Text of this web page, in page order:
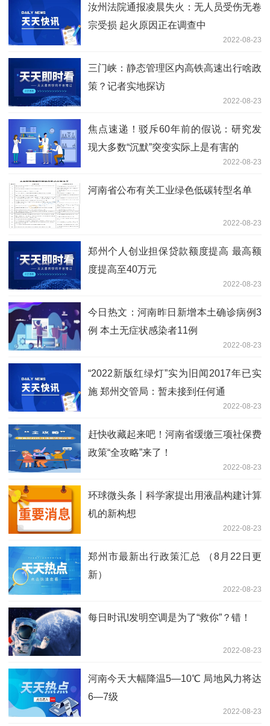
汝州法院通报凌晨失火：无人员受伤无卷
宗受损 起火原因正在调查中
2022-08-23
三门峡：静态管理区内高铁高速出行啥政
策？记者实地探访
2022-08-23
焦点速递！驳斥60年前的假说：研究发
现大多数“沉默”突变实际上是有害的
2022-08-23
河南省公布有关工业绿色低碳转型名单
2022-08-23
郑州个人创业担保贷款额度提高 最高额
度提高至40万元
2022-08-23
今日热文：河南昨日新增本土确诊病例3
例 本土无症状感染者11例
2022-08-23
“2022新版红绿灯”实为旧闻2017年已实
施 郑州交管局：暂未接到任何通
2022-08-23
赶快收藏起来吧！河南省缓缴三项社保费
政策“全攻略”来了！
2022-08-23
环球微头条丨科学家提出用液晶构建计算
机的新构想
2022-08-23
郑州市最新出行政策汇总 （8月22日更
新）
2022-08-23
每日时讯!发明空调是为了“救你”？错！
2022-08-23
河南今天大幅降温5—10℃ 局地风力将达
6—7级
2022-08-23